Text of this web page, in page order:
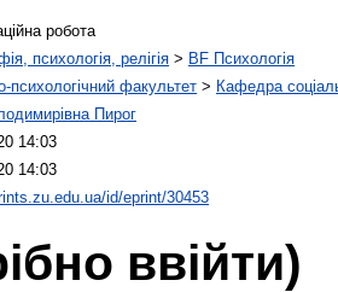
робота
психологія, релігія > BF Психологія
психологічний факультет > Кафедра
Пирог
14:03
14:03
id/eprint/30453
ввійти)